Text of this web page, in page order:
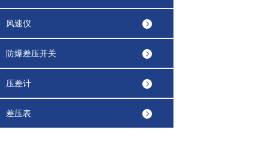
风速仪
防爆差压开关
压差计
差压表